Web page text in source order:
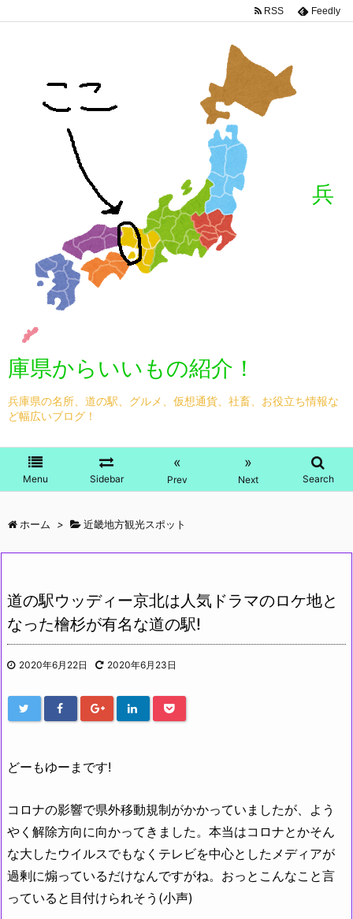
兵
庫県からいいもの紹介！
兵庫県の名所、道の駅、グルメ、仮想通貨、社畜、お役立ち情報な
ど幅広いブログ！
Menu Sidebar
«
Prev
»
Next Search
RSS Feedly
ホーム > 近畿地方観光スポット
道の駅ウッディー京北は人気ドラマのロケ地と
なった檜杉が有名な道の駅!
2020年6月22日 2020年6月23日
どーもゆーまです!
コロナの影響で県外移動規制がかかっていましたが、よう
やく解除方向に向かってきました。本当はコロナとかそん
な大したウイルスでもなくテレビを中心としたメディアが
過剰に煽っているだけなんですがね。おっとこんなこと言
っていると目付けられそう(小声)